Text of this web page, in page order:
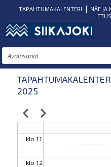
Hyppää
pääsisältöön
TAPAHTUMAKALENTERI | NÄE JA
Etsi
2025
Sivutus
EdellinenSeuraava
klo 08
klo 09
klo 10
klo 11
klo 12